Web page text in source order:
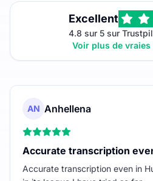
Excellent
4.8 sur 5 sur
Voir plus de
AN Anhellena
Accurate transcription
Accurate transcription even in